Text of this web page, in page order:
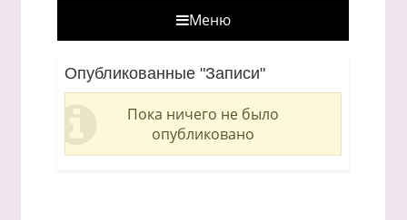
Меню
Опубликованные "Записи"
Пока ничего не было
опубликовано